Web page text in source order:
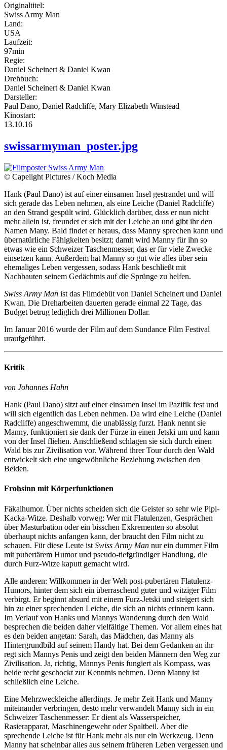
Originaltitel:
Swiss Army Man
Land:
USA
Laufzeit:
97min
Regie:
Daniel Scheinert & Daniel Kwan
Drehbuch:
Daniel Scheinert & Daniel Kwan
Darsteller:
Paul Dano, Daniel Radcliffe, Mary Elizabeth Winstead
Kinostart:
13.10.16
swissarmyman_poster.jpg
© Capelight Pictures / Koch Media
Hank (Paul Dano) ist auf einer einsamen Insel gestrandet und will
sich gerade das Leben nehmen, als eine Leiche (Daniel Radcliffe)
an den Strand gespült wird. Glücklich darüber, dass er nun nicht
mehr allein ist, freundet er sich mit der Leiche an und gibt ihr den
Namen Many. Bald findet er heraus, dass Manny sprechen kann und
übernatürliche Fähigkeiten besitzt; damit wird Manny für ihn so
etwas wie ein Schweizer Taschenmesser, das er für viele Zwecke
einsetzen kann. Außerdem hat Manny so gut wie alles über sein
ehemaliges Leben vergessen, sodass Hank beschließt mit
Nachbauten seinem Gedächtnis auf die Sprünge zu helfen.
Swiss Army Man ist das Filmdebüt von Daniel Scheinert und Daniel
Kwan. Die Dreharbeiten dauerten gerade einmal 22 Tage, das
Budget betrug lediglich drei Millionen Dollar.
Im Januar 2016 wurde der Film auf dem Sundance Film Festival
uraufgeführt.
Kritik
von Johannes Hahn
Hank (Paul Dano) sitzt auf einer einsamen Insel im Pazifik fest und
will sich eigentlich das Leben nehmen. Da wird eine Leiche (Daniel
Radcliffe) angeschwemmt, die unablässig furzt. Hank nennt sie
Manny, funktioniert sie dank der Fürze in einen Jetski um und kann
von der Insel fliehen. Anschließend schlagen sie sich durch einen
Wald bis zur Zivilisation vor. Während ihrer Tour durch den Wald
entwickelt sich eine ungewöhnliche Beziehung zwischen den
Beiden.
Frohsinn mit Körperfunktionen
Fäkalhumor. Über nichts scheiden sich die Geister so sehr wie Pipi-
Kacka-Witze. Deshalb vorweg: Wer mit Flatulenzen, Gesprächen
über Masturbation oder ein bisschen Exkrementen so absolut
überhaupt nichts anfangen kann, der braucht den Film nicht zu
schauen. Für diese Leute ist Swiss Army Man nur ein dummer Film
mit pubertärem Humor und pseudo-tiefgründiger Handlung, die
durch Furz-Witze kaputt gemacht wird.
Alle anderen: Willkommen in der Welt post-pubertären Flatulenz-
Humors, hinter dem sich ein überraschend guter und witziger Film
verbirgt. Er beginnt absurd mit einem Furz-Jetski und steigert sich
hin zu einer sprechenden Leiche, die sich an nichts erinnern kann.
Im Verlauf von Hanks und Mannys Wanderung durch den Wald
besprechen die beiden daher vielfältige Themen. Vor allem eines hat
es den beiden angetan: Sarah, das Mädchen, das Manny als
Hintergrundbild auf seinem Handy hat. Bei dem Gedanken an ihr
regt sich Mannys Penis und zeigt den beiden Männern den Weg zur
Zivilisation. Ja, richtig, Mannys Penis fungiert als Kompass, was
beide recht geschockt zur Kenntnis nehmen. Denn Manny ist
schließlich eine Leiche.
Eine Mehrzweckleiche allerdings. Je mehr Zeit Hank und Manny
miteinander verbringen, desto mehr verwandelt Manny sich in ein
Schweizer Taschenmesser: Er dient als Wasserspeicher,
Rasierapparat, Maschinengewehr oder Spaltbeil. Aber die
sprechende Leiche ist für Hank mehr als nur ein Werkzeug. Denn
Manny hat scheinbar alles aus seinem früheren Leben vergessen und